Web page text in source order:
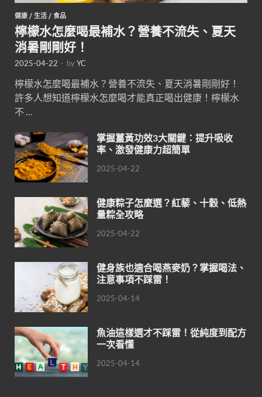
健康 / 生活 / 食品
檸檬水怎麼喝最補水？營養不流失、夏天
消暑剛剛好！
2025-04-22 - byYC
檸檬水怎麼喝最補水？營養不流失、夏天消暑剛剛好！
許多人想知道檸檬水怎麼喝才能真正喝出健康！檸檬水
不 …
掌握薑黃功效3大關鍵：提升吸收
率、激發健康力超簡單
2025-04-22
健康粽子怎麼選？紅藜、十穀、低熱
量粽全攻略
2025-04-22
健身族也適合喝燕麥奶？掌握喝法、
注意事項不踩雷！
2025-04-14
魚油這樣選才不踩雷！從純度到配方
一次看懂
2025-04-14